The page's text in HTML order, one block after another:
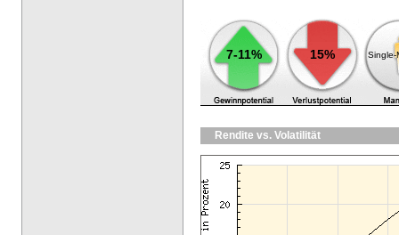
7-11% 15% Single-
Rendite vs. Volatilität